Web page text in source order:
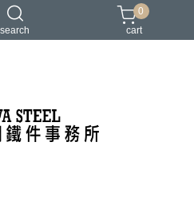
search
地雷管／練背下拉配件
0
cart